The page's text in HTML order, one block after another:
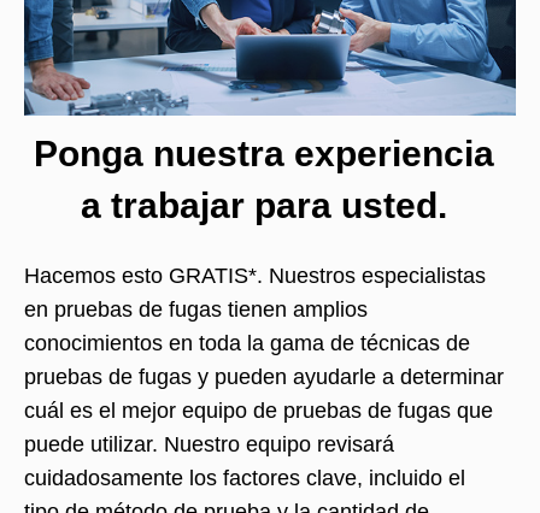
Ponga nuestra experiencia
a trabajar para usted.
Hacemos esto GRATIS*. Nuestros especialistas
en pruebas de fugas tienen amplios
conocimientos en toda la gama de técnicas de
pruebas de fugas y pueden ayudarle a determinar
cuál es el mejor equipo de pruebas de fugas que
puede utilizar. Nuestro equipo revisará
cuidadosamente los factores clave, incluido el